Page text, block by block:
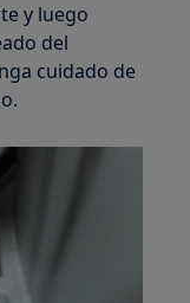
y luego
del
cuidado de